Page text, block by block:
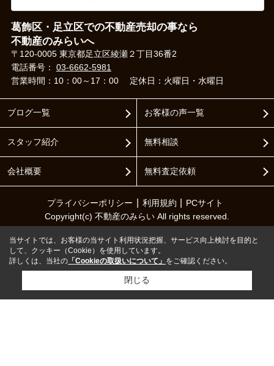
葛飾区・足立区での不動産売却の事なら
不動産のみらいへ
〒120-0005 東京都足立区綾瀬２丁目36番2
電話番号： 03-6662-5981
営業時間：10：00～17：00
定休日：火曜日・水曜日
ブログ一覧
スタッフ紹介
会社概要
お客様の声一覧
無料相談
無料査定依頼
プライバシーポリシー 利用規約
PCサイト
Copyright(c) 不動産のみらい All rights reserved.
当サイトでは、お客様の当サイト利用状況把握、サービス向上検討を目的と
して、クッキー（Cookie）を使用しています。
詳しくは、当社の 「Cookieの取扱いについて」 をご確認ください。
閉じる